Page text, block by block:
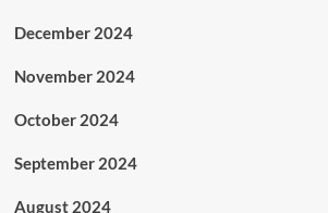
December 2024
November 2024
October 2024
September 2024
August 2024